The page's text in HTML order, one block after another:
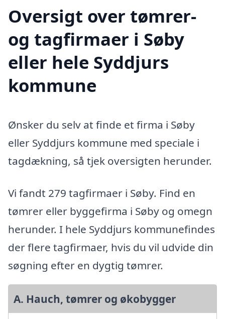
Oversigt over tømrer-
og tagfirmaer i Søby
eller hele Syddjurs
kommune
Ønsker du selv at finde et firma i Søby
eller Syddjurs kommune med speciale i
tagdækning, så tjek oversigten herunder.
Vi fandt 279 tagfirmaer i Søby. Find en
tømrer eller byggefirma i Søby og omegn
herunder. I hele Syddjurs kommunefindes
der flere tagfirmaer, hvis du vil udvide din
søgning efter en dygtig tømrer.
A. Hauch, tømrer og økobygger